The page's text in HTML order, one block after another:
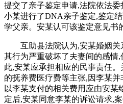
提交了亲子鉴定申请,法院依法
小某进行了DNA亲子鉴定,鉴定
学父亲。安某认可该鉴定意见书
互助县法院认为,安某婚姻
其行为严重破坏了夫妻间的感情
此,安某应承担相应的民事责任
的抚养费医疗费等主张,因李某
以李某支付的相关费用应由安
定后,安某同意李某的诉讼请求,案